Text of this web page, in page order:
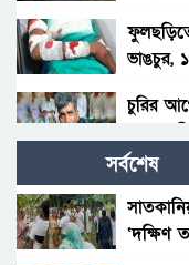
ভাঙচুর,
চুরির
মারধর,
সর্বশেষ
‘দক্ষিণ